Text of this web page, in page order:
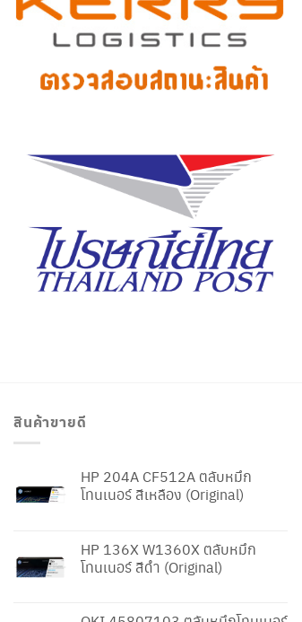
สินค้าขายดี
HP 204A CF512A ตลับหมึก
โทนเนอร์ สีเหลือง (Original)
HP 136X W1360X ตลับหมึก
โทนเนอร์ สีดำ (Original)